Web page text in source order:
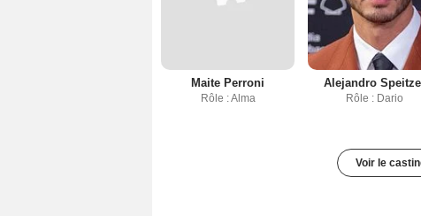
Maite Perroni
Rôle : Alma
Alejandro
Rôle : Dario
Voir le